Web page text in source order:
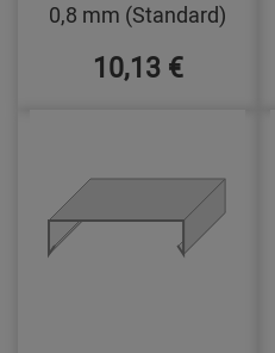
0,8 mm (Standard)
10,13 €